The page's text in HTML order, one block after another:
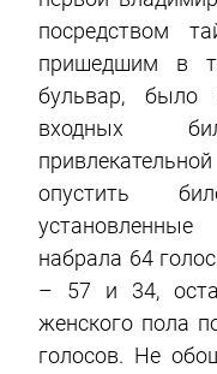
посредством
пришедшим в
бульвар, было
входных
опустить
набрала 64
– 57 и 34,
женского пола
голосов. Не